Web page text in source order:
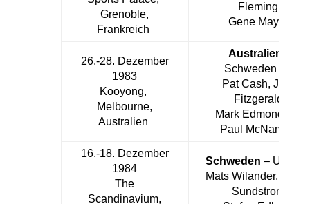
Grenoble,
Frankreich
Fleming,
Gene Mayer
26.-28. Dezember
1983
Kooyong,
Melbourne,
Australien
Australien
Schweden 3:2
Pat Cash, John
Fitzgerald,
Mark Edmondson,
Paul McNamee
16.-18. Dezember
1984
The
Scandinavium,
Schweden – USA
Mats Wilander,
Sundstrom,